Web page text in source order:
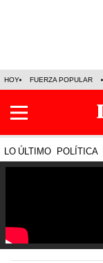
HOY FUERZA POPULAR
LO ÚLTIMO POLÍTICA